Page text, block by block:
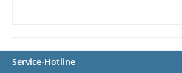
Service-Hotline